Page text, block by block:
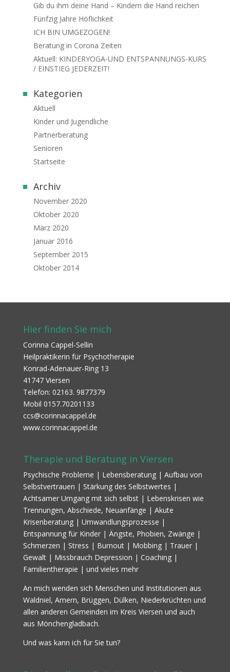
Gib du ihm deine Hand – Kindern die Hand reichen
Fünfzig Jahre Höflichkeit
ICH BIN UMGEZOGEN!
Beratung in Corona Zeiten
Aktuell: KINDERYOGA-UND ENTSPANNUNGS-KURS
/ EINSTIEG JEDERZEIT!
Kategorien
Aktuell
Kinder und Jugendliche
Partnerberatung
Senioren
Startseite
Archiv
November 2020
Oktober 2020
März 2020
Januar 2016
September 2015
Oktober 2014
Hier finden Sie mich
Corinna Cappel-Sellin
Heilpraktikerin für Psychotherapie
Konrad-Adenauer-Ring 13
41747 Viersen
Telefon: 02163. 9877379
Mobil 0157.70201133
ccs@corinnacappel.de
www.corinnacappel.de
Therapie und Beratung in Viersen
Psychische Probleme | Lebensberatung | Aufbau von
Selbstvertrauen | Stärkung des Selbstwertes |
Achtsamer Umgang mit sich selbst | Lebenskrisen wie
Trennungen, Abschiede, Neuanfänge | Akute
Krisenberatung | Umwandlungsprozesse |
Entspannung für Kinder | Ängste, Phobien, Zwänge |
Schmerzen | Stress | Burnout | Mobbing | Trauer |
Gewalt | Missbrauch Depression | Coaching |
Familientherapie | und vieles mehr
An mich wenden sich Menschen und Institutionen aus
Waldniel, Amern, Brüggen, Dülken, Niederkrüchten und
allen anderen Gemeinden im Kreis Viersen und auch
aus Mönchengladbach.
Und was kann ich für Sie tun?